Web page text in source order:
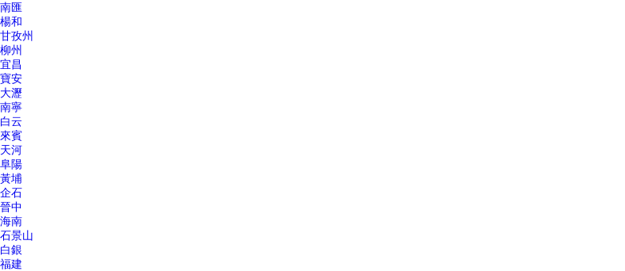
南匯
楊和
甘孜州
柳州
宜昌
寶安
大瀝
南寧
白云
來賓
天河
阜陽
黃埔
企石
晉中
海南
石景山
白銀
福建